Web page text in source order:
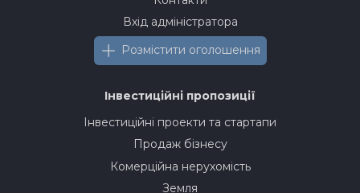
Вхід адміністратора
Розмістити оголошення
Інвестиційні пропозиції
Інвестиційні проекти та стартапи
Продаж бізнесу
Комерційна нерухомість
Земля